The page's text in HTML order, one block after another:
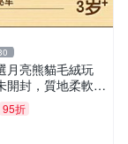
月亮熊貓毛絨玩
開封，質地柔軟適
熊貓 毛絨玩具 新
95折